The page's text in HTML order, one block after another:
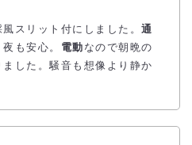
スリット付にしました。 通
も安心。 電動 なので朝晩の
した。騒音も想像より静か